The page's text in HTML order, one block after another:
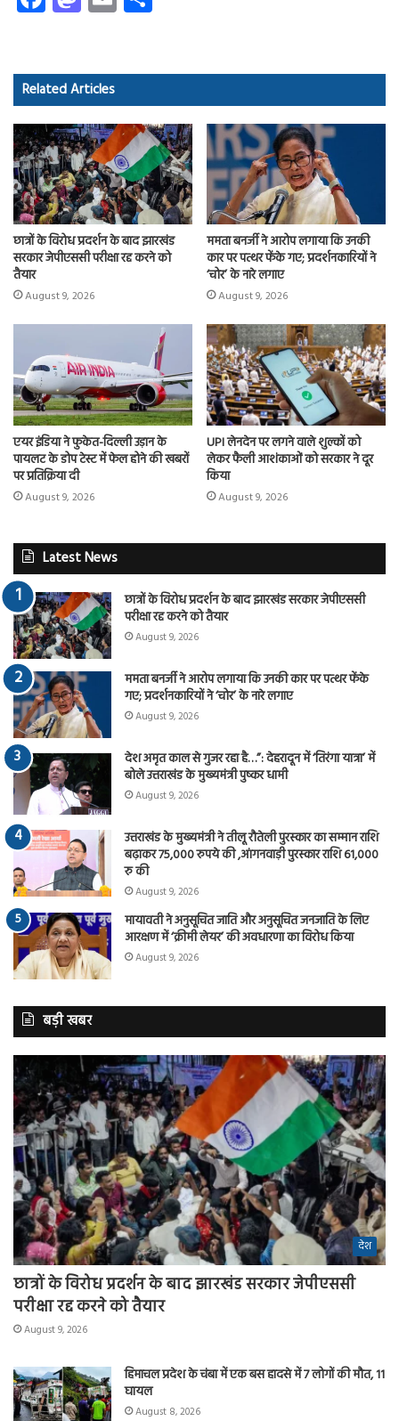
ce
o
ok
as
d
o
n
m
Related Articles
छात्रों के विरोध प्रदर्शन के बाद झारखंड
सरकार जेपीएससी परीक्षा रद्द करने को
तैयार
August 9, 2026
ममता बनर्जी ने आरोप लगाया कि उनकी
कार पर पत्थर फेंके गए; प्रदर्शनकारियों ने
‘चोर’ के नारे लगाए
August 9, 2026
एयर इंडिया ने फुकेत-दिल्ली उड़ान के
पायलट के डोप टेस्ट में फेल होने की खबरों
पर प्रतिक्रिया दी
August 9, 2026
UPI लेनदेन पर लगने वाले शुल्कों को
लेकर फैली आशंकाओं को सरकार ने दूर
किया
August 9, 2026
Latest News
छात्रों के विरोध प्रदर्शन के बाद झारखंड सरकार जेपीएससी
परीक्षा रद्द करने को तैयार
August 9, 2026
ममता बनर्जी ने आरोप लगाया कि उनकी कार पर पत्थर फेंके
गए; प्रदर्शनकारियों ने ‘चोर’ के नारे लगाए
August 9, 2026
देश अमृत काल से गुजर रहा है…”: देहरादून में ‘तिरंगा यात्रा’ में
बोले उत्तराखंड के मुख्यमंत्री पुष्कर धामी
August 9, 2026
उत्तराखंड के मुख्यमंत्री ने तीलू रौतेली पुरस्कार का सम्मान राशि
बढ़ाकर 75,000 रुपये की ,आंगनवाड़ी पुरस्कार राशि 61,000
रु की
August 9, 2026
मायावती ने अनुसूचित जाति और अनुसूचित जनजाति के लिए
आरक्षण में ‘क्रीमी लेयर’ की अवधारणा का विरोध किया
August 9, 2026
बड़ी खबर
देश
छात्रों के विरोध प्रदर्शन के बाद झारखंड सरकार जेपीएससी
परीक्षा रद्द करने को तैयार
August 9, 2026
हिमाचल प्रदेश के चंबा में एक बस हादसे में 7 लोगों की मौत, 11
घायल
August 8, 2026